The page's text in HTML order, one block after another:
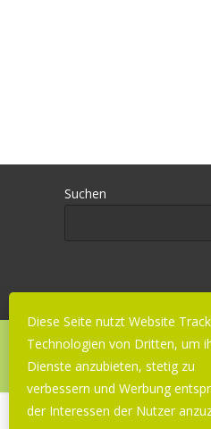
Suchen
Copyright © Nachhilfe
Diese Seite nutzt Website
Technologien von Dritten, um
Dienste anzubieten, stetig zu
verbessern und Werbung
der Interessen der Nutzer